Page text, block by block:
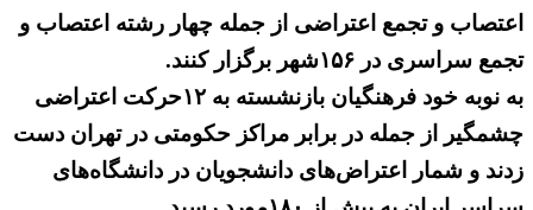
اعتصاب و تجمع اعتراضی از جمله چهار رشته اعتصاب و
تجمع سراسری در ۱۵۶شهر برگزار کنند.
به ‌نوبه خود فرهنگیان بازنشسته به ۱۲حرکت اعتراضی
چشمگیر از جمله در برابر مراکز حکومتی در تهران دست
زدند و شمار اعتراض‌های دانشجویان در دانشگاه‌های